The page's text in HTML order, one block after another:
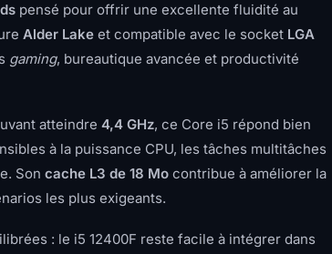
pensé pour offrir une excellente fluidité au
Alder Lake et compatible avec le socket LGA
gaming, bureautique avancée et productivité
atteindre 4,4 GHz, ce Core i5 répond bien
à la puissance CPU, les tâches multitâches
Son cache L3 de 18 Mo contribue à améliorer la
les plus exigeants.
: le i5 12400F reste facile à intégrer dans